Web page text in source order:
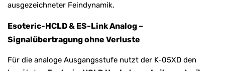
ausgezeichneter Feindynamik.
Esoteric-HCLD & ES-Link Analog –
Signalübertragung ohne Verluste
Für die analoge Ausgangsstufe nutzt der K-05XD den